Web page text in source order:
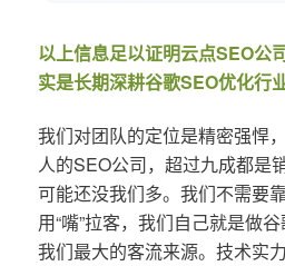
以上信息足以证明云点SEO公
实是长期深耕谷歌SEO优化行业
我们对团队的定位是精密强悍
人的SEO公司，超过九成都是
可能还没我们多。我们不需要
用“嘴”拉客，我们自己就是做
我们最大的客流来源。技术实